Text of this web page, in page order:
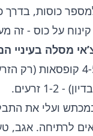
על כוס - זה
מסלה בעיניי
הקינמון מפריע…. הל -
ועלי את
לרתיחה. אגב,